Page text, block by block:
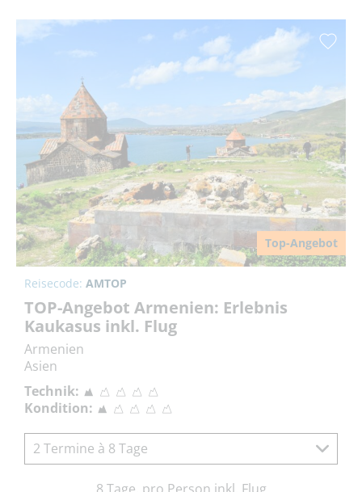
Top-Angebot
Reisecode: AMTOP
TOP-Angebot Armenien: Erlebnis
Kaukasus inkl. Flug
Armenien
Asien
Technik:
Kondition:
2 Termine à 8 Tage